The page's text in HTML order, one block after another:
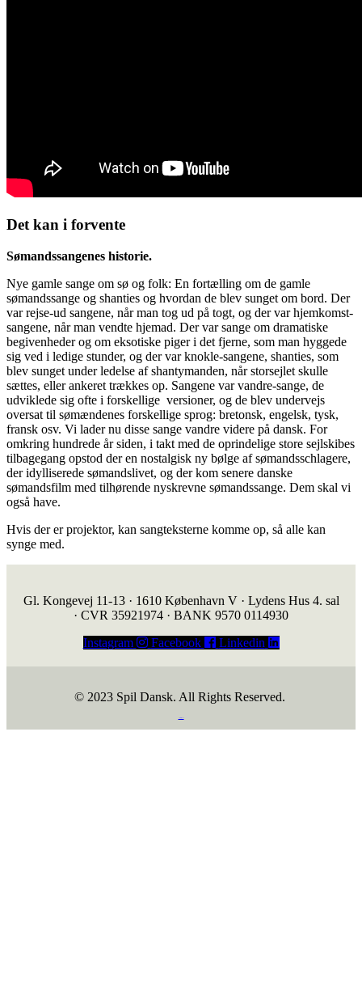
Det kan i forvente
Sømandssangenes historie.
Nye gamle sange om sø og folk: En fortælling om de gamle
sømandssange og shanties og hvordan de blev sunget om bord. Der
var rejse-ud sangene, når man tog ud på togt, og der var hjemkomst-
sangene, når man vendte hjemad. Der var sange om dramatiske
begivenheder og om eksotiske piger i det fjerne, som man hyggede
sig ved i ledige stunder, og der var knokle-sangene, shanties, som
blev sunget under ledelse af shantymanden, når storsejlet skulle
sættes, eller ankeret trækkes op. Sangene var vandre-sange, de
udviklede sig ofte i forskellige versioner, og de blev undervejs
oversat til sømændenes forskellige sprog: bretonsk, engelsk, tysk,
fransk osv. Vi lader nu disse sange vandre videre på dansk. For
omkring hundrede år siden, i takt med de oprindelige store sejlskibes
tilbagegang opstod der en nostalgisk ny bølge af sømandsschlagere,
der idylliserede sømandslivet, og der kom senere danske
sømandsfilm med tilhørende nyskrevne sømandssange. Dem skal vi
også have.
Hvis der er projektor, kan sangteksterne komme op, så alle kan
synge med.
Gl. Kongevej 11-13 · 1610 København V · Lydens Hus 4. sal
· CVR 35921974 · BANK 9570 0114930
Instagram
Facebook Linkedin
© 2023 Spil Dansk. All Rights Reserved.